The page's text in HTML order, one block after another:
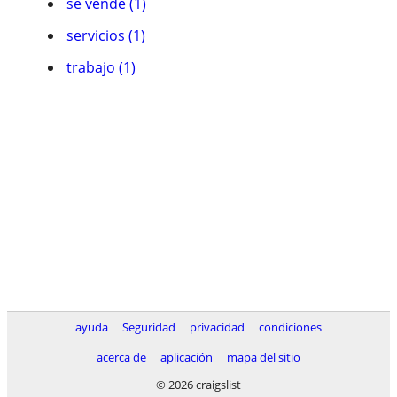
servicios (1)
trabajo (1)
ayuda Seguridad privacidad
condiciones
acerca de
aplicación
mapa del sitio
© 2026 craigslist